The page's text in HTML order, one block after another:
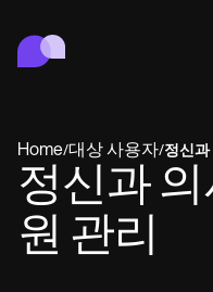
행동
의료
규정 준수 및 보안
Carepatron AI
Get started for free
Book a demo
연결
일정
케어
Who we're for
Behavioral
Home/대상 사용자/정신과
정신과
원 관리